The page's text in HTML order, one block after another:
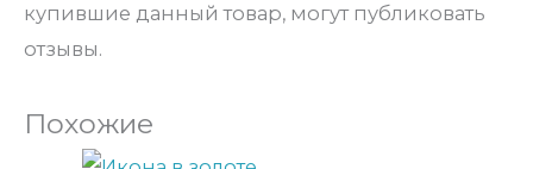
купившие данный товар, могут публиковать
отзывы.
Похожие